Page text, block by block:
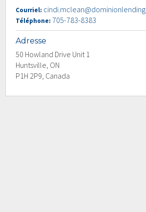
Courriel:
Téléphone: 705-783-8383
Adresse
50 Howland Drive Unit 1
Huntsville, ON
P1H 2P9, Canada